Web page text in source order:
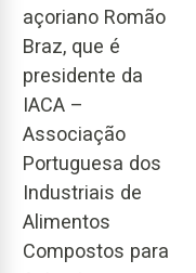
açoriano Romão
Braz, que é
presidente da
IACA –
Associação
Portuguesa dos
Industriais de
Alimentos
Compostos para